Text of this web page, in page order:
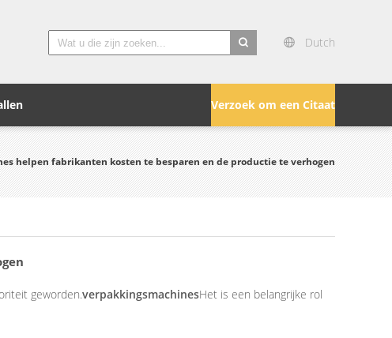
Dutch
Verzoek om een Citaat
helpen fabrikanten kosten te besparen en de productie te verhogen
geworden.verpakkingsmachinesHet is een belangrijke rol